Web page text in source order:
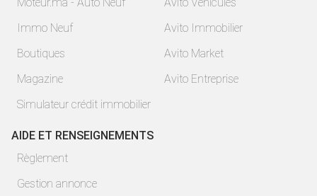
Immo Neuf
Boutiques
Magazine
Simulateur crédit immobilier
Avito Immobilier
Avito Market
Avito Entreprise
AIDE ET RENSEIGNEMENTS
Règlement
Gestion annonce